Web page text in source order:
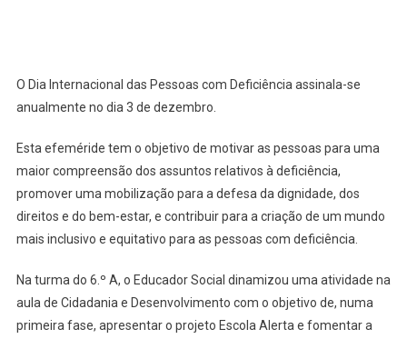
O Dia Internacional das Pessoas com Deficiência assinala-se
anualmente no dia 3 de dezembro.
Esta efeméride tem o objetivo de motivar as pessoas para uma
maior compreensão dos assuntos relativos à deficiência,
promover uma mobilização para a defesa da dignidade, dos
direitos e do bem-estar, e contribuir para a criação de um mundo
mais inclusivo e equitativo para as pessoas com deficiência.
Na turma do 6.º A, o Educador Social dinamizou uma atividade na
aula de Cidadania e Desenvolvimento com o objetivo de, numa
primeira fase, apresentar o projeto Escola Alerta e fomentar a